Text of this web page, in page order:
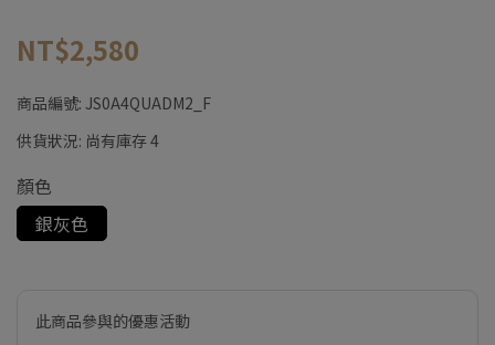
NT$2,580
商品編號: JS0A4QUADM2_F
供貨狀況: 尚有庫存 4
顏色
銀灰色
此商品參與的優惠活動